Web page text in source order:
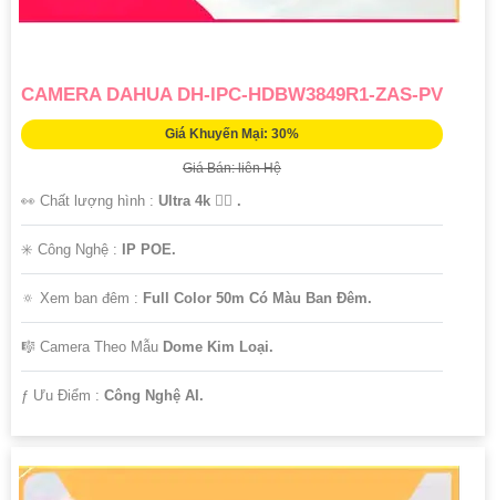
CAMERA DAHUA DH-IPC-HDBW3849R1-ZAS-PV
Giá Khuyến Mại: 30%
Giá Bán: liên Hệ
👀 Chất lượng hình : Ultra 4k 👍🏾 .
✳️ Công Nghệ : IP POE.
🔅 Xem ban đêm : Full Color 50m Có Màu Ban Đêm.
🎼️ Camera Theo Mẫu Dome Kim Loại.
️ƒ Ưu Điểm : Công Nghệ AI.